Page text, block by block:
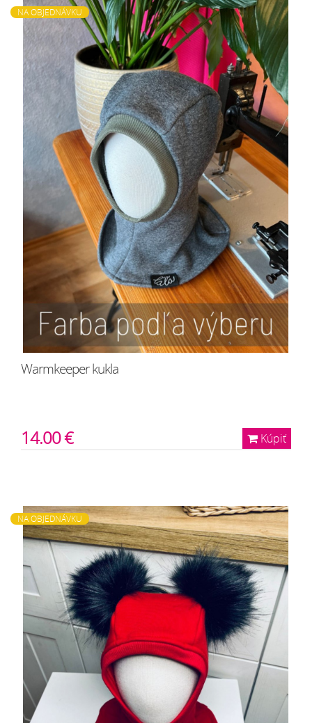
NA OBJEDNÁVKU
Warmkeeper kukla
Kúpiť
14.00 €
NA OBJEDNÁVKU